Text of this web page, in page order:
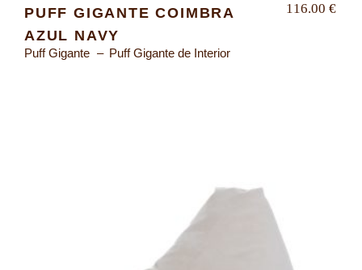
PUFF GIGANTE COIMBRA
AZUL NAVY
Puff Gigante Puff Gigante de Interior
116.00 €